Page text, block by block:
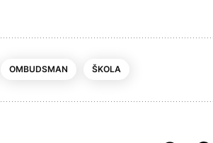
OMBUDSMAN ŠKOLA